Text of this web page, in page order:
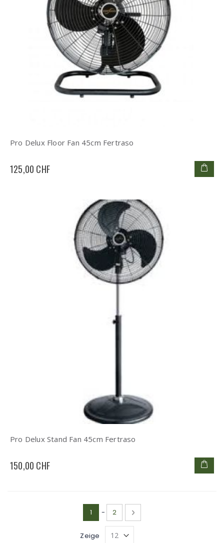
Pro Delux Floor Fan 45cm Fertraso
125,00 CHF
Pro Delux Stand Fan 45cm Fertraso
150,00 CHF
Seite
Sie lesen gerade die Seite
1 - Seite
2 Seite
Weiter
Zeige